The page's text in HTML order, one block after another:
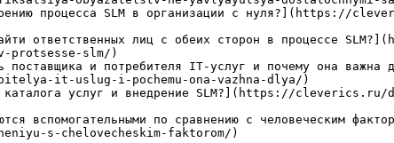
процесса SLM в организации с
ответственных лиц с обеих сторон в
protsesse-slm/)
поставщика и потребителя IT-услуг и почему она
it-uslug-i-pochemu-ona-vazhna-dlya/)
каталога услуг и внедрение SLM?](https://
вспомогательными по сравнению с
s-chelovecheskim-faktorom/)